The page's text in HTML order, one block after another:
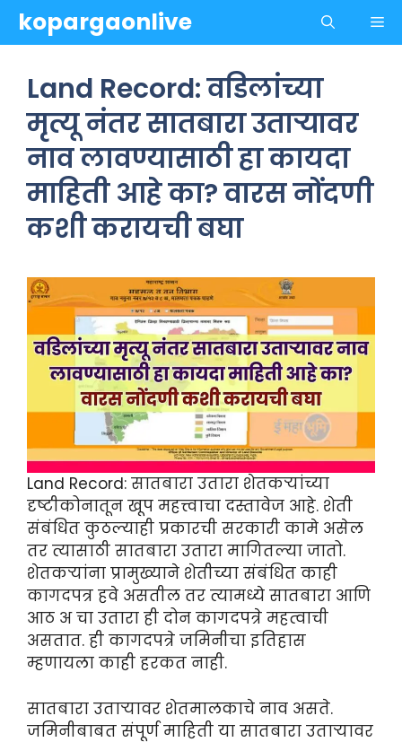
Skipkopargaonlive
Land Record: वडिलांच्या
मृत्यू नंतर सातबारा उताऱ्यावर
नाव लावण्यासाठी हा कायदा
माहिती आहे का? वारस नोंदणी
कशी करायची बघा
Land Record: सातबारा उतारा शेतकऱ्यांच्या
दृष्टीकोनातून खूप महत्त्वाचा दस्तावेज आहे. शेती
संबंधित कुठल्याही प्रकारची सरकारी कामे असेल
तर त्यासाठी सातबारा उतारा मागितल्या जातो.
शेतकऱ्यांना प्रामुख्याने शेतीच्या संबंधित काही
कागदपत्र हवे असतील तर त्यामध्ये सातबारा आणि
आठ अ चा उतारा ही दोन कागदपत्रे महत्वाची
असतात. ही कागदपत्रे जमिनीचा इतिहास
म्हणायला काही हरकत नाही.
सातबारा उताऱ्यावर शेतमालकाचे नाव असते.
जमिनीबाबत संपूर्ण माहिती या सातबारा उताऱ्यावर